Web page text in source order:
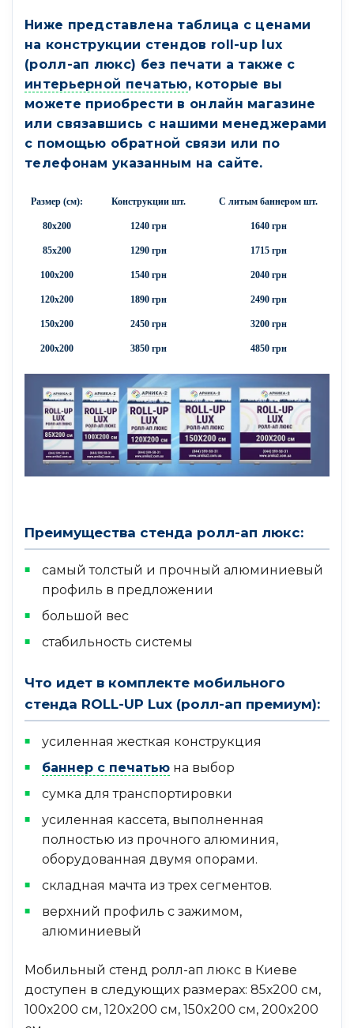
Ниже представлена таблица с ценами
на конструкции стендов roll-up lux
(ролл-ап люкс) без печати а также с
интерьерной печатью, которые вы
можете приобрести в онлайн магазине
или связавшись с нашими менеджерами
с помощью обратной связи или по
телефонам указанным на сайте.
Размер (см): Конструкции шт. С литым баннером шт.
80х200 1240 грн 1640 грн
85х200 1290 грн 1715 грн
100х200 1540 грн 2040 грн
120х200 1890 грн 2490 грн
150х200 2450 грн 3200 грн
200х200 3850 грн 4850 грн
Преимущества стенда ролл-ап люкс:
самый толстый и прочный алюминиевый
профиль в предложении
большой вес
стабильность системы
Что идет в комплекте мобильного
стенда ROLL-UP Lux (ролл-ап премиум):
усиленная жесткая конструкция
баннер с печатью на выбор
сумка для транспортировки
усиленная кассета, выполненная
полностью из прочного алюминия,
оборудованная двумя опорами.
складная мачта из трех сегментов.
верхний профиль с зажимом,
алюминиевый
Мобильный стенд ролл-ап люкс в Киеве
доступен в следующих размерах: 85х200 см,
100х200 см, 120х200 см, 150х200 см, 200х200